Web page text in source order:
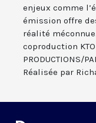
enjeux comme
émission offre
réalité
coproduction
PRODUCTIONS/
Réalisée par